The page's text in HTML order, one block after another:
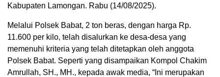
Kabupaten Lamongan. Rabu (14/08/2025).
Melalui Polsek Babat, 2 ton beras, dengan harga Rp.
11.600 per kilo, telah disalurkan ke desa-desa yang
memenuhi kriteria yang telah ditetapkan oleh anggota
Polsek Babat. Seperti yang disampaikan Kompol Chakim
Amrullah, SH., MH., kepada awak media, “Ini merupakan